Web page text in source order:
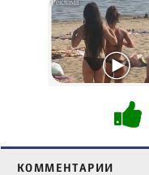
КОММЕНТАРИИ